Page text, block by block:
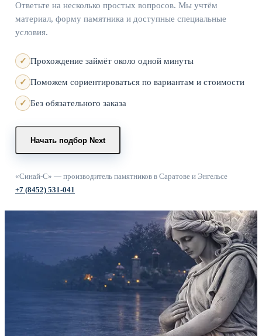
Ответьте на несколько простых вопросов. Мы учтём
материал, форму памятника и доступные специальные
условия.
Прохождение займёт около одной минуты
Поможем сориентироваться по вариантам и стоимости
Без обязательного заказа
Начать подбор Next
«Синай-С» — производитель памятников в Саратове и Энгельсе
+7 (8452) 531-041